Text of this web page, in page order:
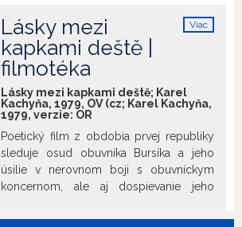
symbolov tiež kostýmy Ireny Greifovej.
Primárne je ale ich odlišnosť zjavná
z odtieňovaného hereckého prejavu
rozprávkového filmu prispieva sugestívna
orchestrálna hudba Luboša Fišera a
expresionistická kamera Jaroslava
Kučeru. Film uvádzame pri príležitosti 90.
výročia narodenia hudobného skladateľa
Luboša Fišera (30.9.1935 – 22.6.1999).
Viac
Lásky mezi
kapkami deště |
filmotéka
Lásky mezi kapkami deště; Karel
Kachyňa, 1979, OV (cz; Karel Kachyňa,
1979, verzie: OR
Poetický film z obdobia prvej republiky
sleduje osud obuvníka Bursíka a jeho
úsilie v nerovnom boji s obuvníckym
koncernom, ale aj dospievanie jeho
prvé milostné vzplanutia, hľadanie si